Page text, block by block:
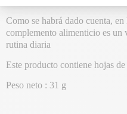
Como se habrá dado cuenta, en
complemento alimenticio es un
rutina diaria
Este producto contiene hojas
Peso neto : 31 g